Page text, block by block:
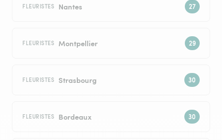
FLEURISTES Nantes
FLEURISTES Montpellier
FLEURISTES Strasbourg
FLEURISTES Bordeaux